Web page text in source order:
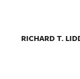
RICHARD T.